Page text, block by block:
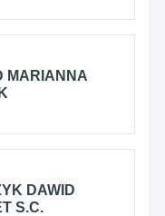
MARIANNA
DAWID
S.C.